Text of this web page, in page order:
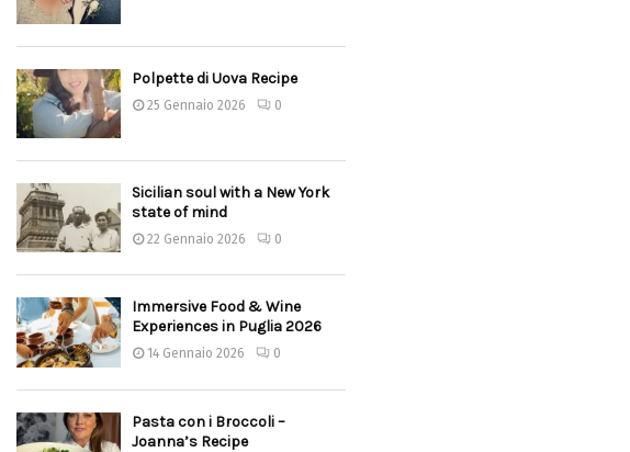
Polpette di Uova Recipe
25 Gennaio 2026 0
Sicilian soul with a New York
state of mind
22 Gennaio 2026 0
Immersive Food & Wine
Experiences in Puglia 2026
14 Gennaio 2026 0
Pasta con i Broccoli –
Joanna’s Recipe